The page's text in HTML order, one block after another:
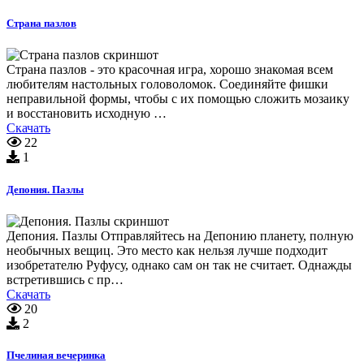
Страна пазлов
Страна пазлов - это красочная игра, хорошо знакомая всем
любителям настольных головоломок. Соединяйте фишки
неправильной формы, чтобы с их помощью сложить мозаику
и восстановить исходную …
Скачать
22
1
Депония. Пазлы
Депония. Пазлы Отправляйтесь на Депонию планету, полную
необычных вещиц. Это место как нельзя лучше подходит
изобретателю Руфусу, однако сам он так не считает. Однажды
встретившись с пр…
Скачать
20
2
Пчелиная вечеринка